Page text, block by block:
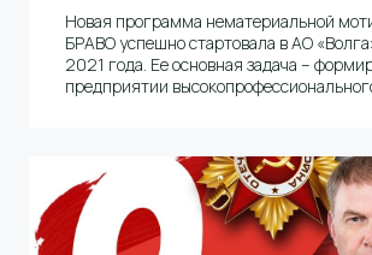
Новая программа нематериальной
БРАВО успешно стартовала в АО
2021 года. Ее основная задача –
предприятии
компании. 21 мая в АО "Волга"
награждение победителей программы
нематериальной мотивации БРАВО по
квартала 2021 года.